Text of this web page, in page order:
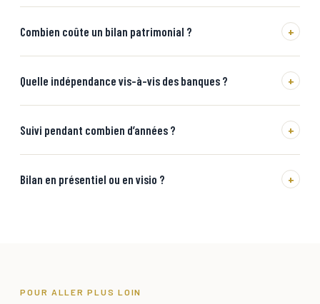
Combien coûte un bilan patrimonial ? +
Quelle indépendance vis-à-vis des banques ? +
Suivi pendant combien d’années ? +
Bilan en présentiel ou en visio ? +
POUR ALLER PLUS LOIN